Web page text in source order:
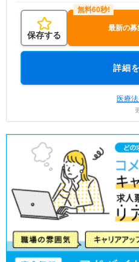
保存する
最新の募
詳細
医療